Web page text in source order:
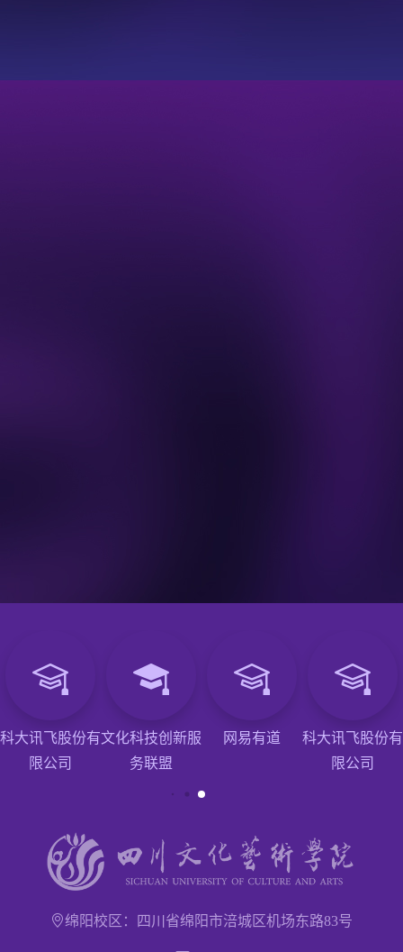
科大讯飞股份有
限公司
文化科技创新服
务联盟
网易有道
科大讯飞股份有
限公司
绵阳校区：四川省绵阳市涪城区机场东路83号